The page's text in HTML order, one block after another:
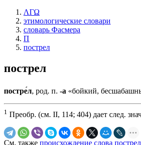
ΛΓΩ
этимологические словари
словарь Фасмера
П
пострел
пострел
постре́л, род. п. -а «бойкий,
1 Преобр. (см. II, 114; 404) дает след.
См. также происхождение слова пострел